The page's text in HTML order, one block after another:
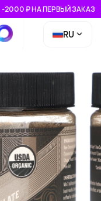
-2000 ₽ НА ПЕРВЫЙ ЗАКАЗ
RU